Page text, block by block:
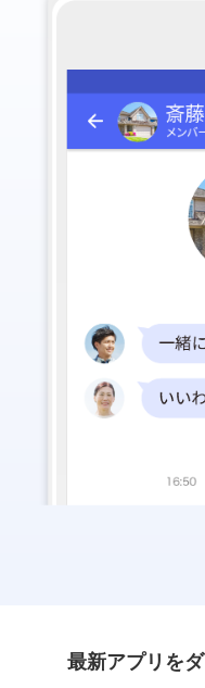
最新アプリを